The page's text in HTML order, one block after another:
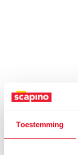
Toestemming